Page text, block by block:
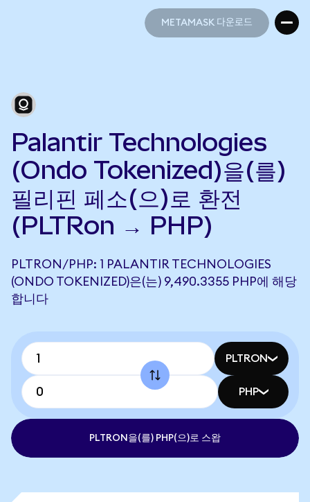
METAMASK 다운로드
Palantir Technologies
(Ondo Tokenized)을(를)
필리핀 페소(으)로 환전
(PLTRon → PHP)
PLTRON/PHP: 1 PALANTIR TECHNOLOGIES
(ONDO TOKENIZED)은(는) 9,490.3355 PHP에 해당
합니다
PLTRON
PHP
PLTRON을(를) PHP(으)로 스왑